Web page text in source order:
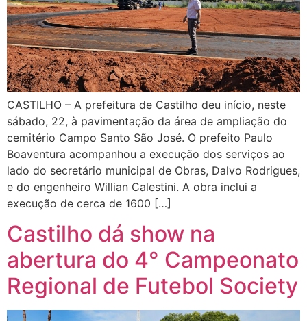
CASTILHO – A prefeitura de Castilho deu início, neste
sábado, 22, à pavimentação da área de ampliação do
cemitério Campo Santo São José. O prefeito Paulo
Boaventura acompanhou a execução dos serviços ao
lado do secretário municipal de Obras, Dalvo Rodrigues,
e do engenheiro Willian Calestini. A obra inclui a
execução de cerca de 1600 […]
Castilho dá show na
abertura do 4° Campeonato
Regional de Futebol Society